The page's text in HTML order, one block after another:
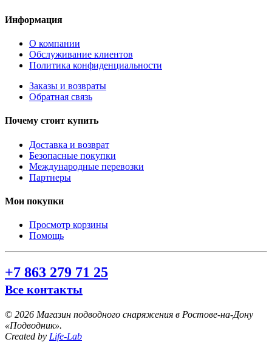
Информация
О компании
Обслуживание клиентов
Политика конфиденциальности
Заказы и возвраты
Обратная связь
Почему стоит купить
Доставка и возврат
Безопасные покупки
Международные перевозки
Партнеры
Мои покупки
Просмотр корзины
Помощь
+7 863 279 71 25
Все контакты
© 2026 Магазин подводного снаряжения в Ростове-на-Дону
«Подводник».
Created by Life-Lab